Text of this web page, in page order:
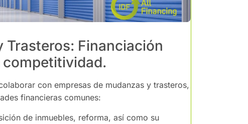
Trasteros: Financiación
competitividad.
con empresas de mudanzas y trasteros,
financieras comunes:
de inmuebles, reforma, así como su